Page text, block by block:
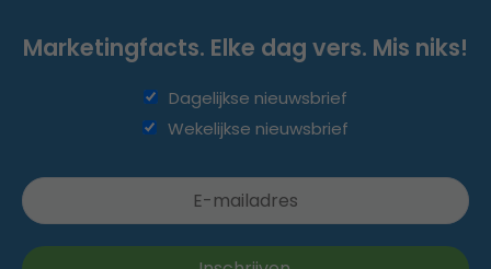
Marketingfacts. Elke dag vers. Mis niks!
Dagelijkse nieuwsbrief
Wekelijkse nieuwsbrief